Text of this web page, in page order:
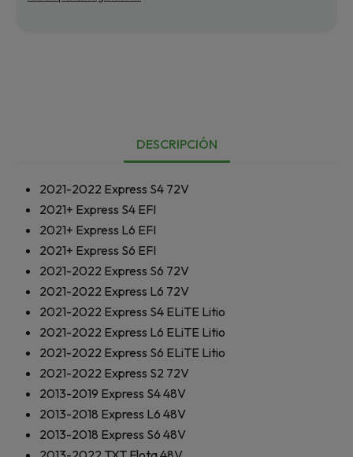
DESCRIPCIÓN
2021-2022 Express S4 72V
2021+ Express S4 EFI
2021+ Express L6 EFI
2021+ Express S6 EFI
2021-2022 Express S6 72V
2021-2022 Express L6 72V
2021-2022 Express S4 ELiTE Litio
2021-2022 Express L6 ELiTE Litio
2021-2022 Express S6 ELiTE Litio
2021-2022 Express S2 72V
2013-2019 Express S4 48V
2013-2018 Express L6 48V
2013-2018 Express S6 48V